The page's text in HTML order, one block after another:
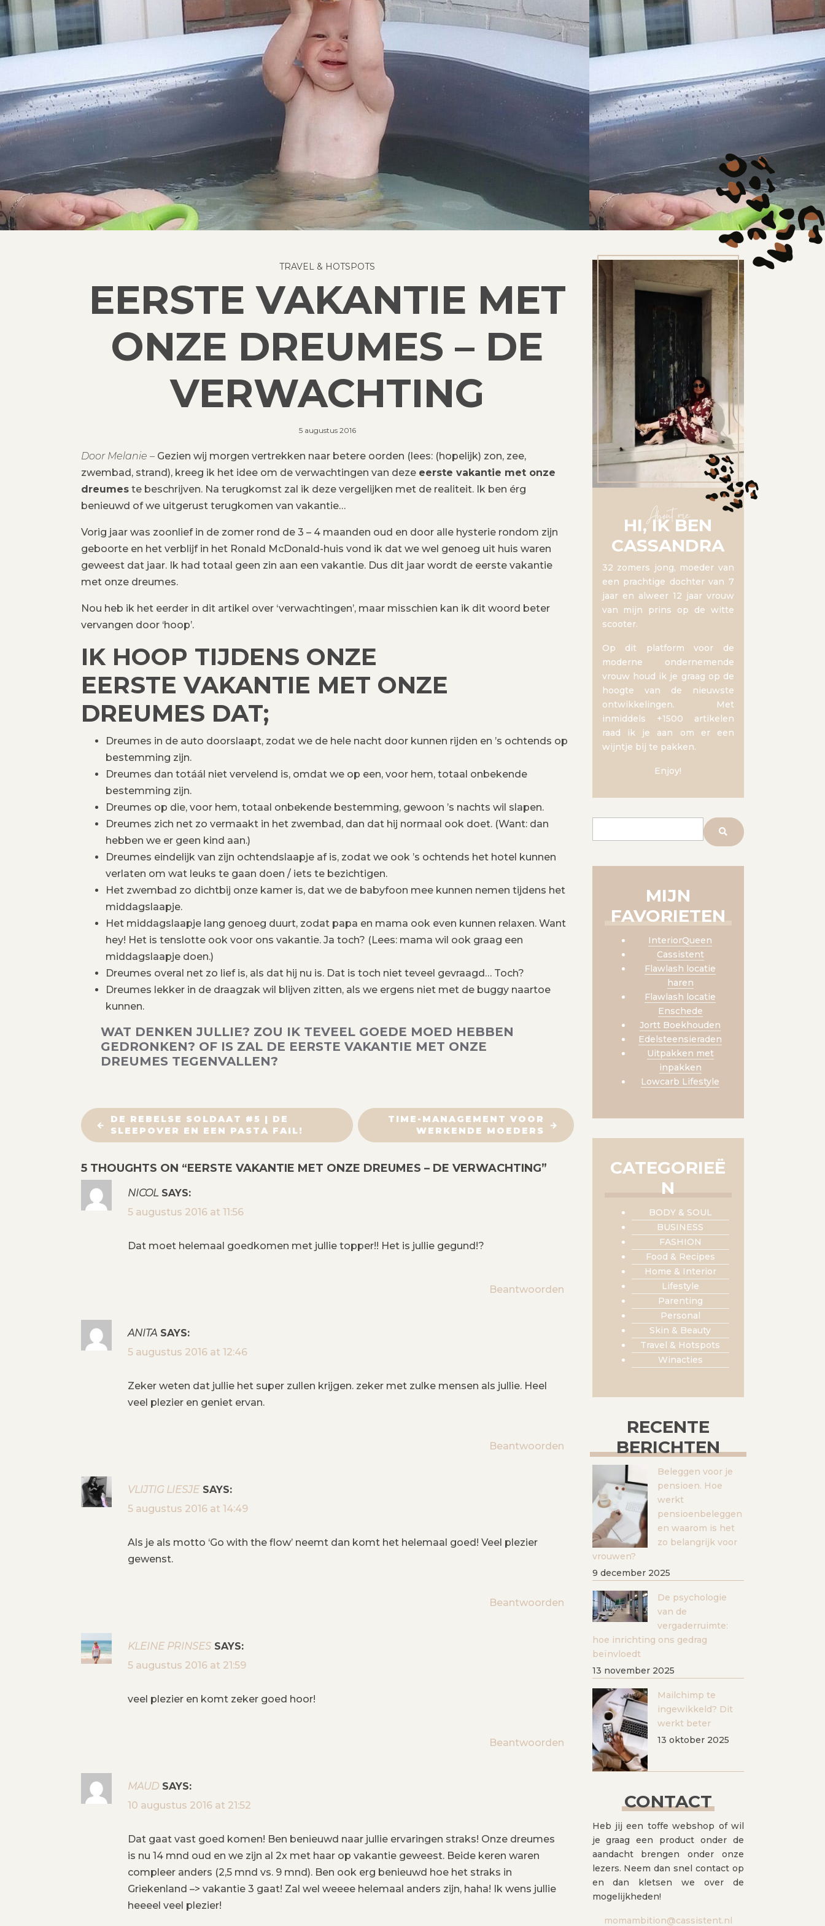
TRAVEL & HOTSPOTS
EERSTE VAKANTIE MET
ONZE DREUMES – DE
VERWACHTING
5 augustus 2016
Door Melanie – Gezien wij morgen vertrekken naar betere oorden (lees: (hopelijk) zon, zee,
zwembad, strand), kreeg ik het idee om de verwachtingen van deze eerste vakantie met onze
dreumes te beschrijven. Na terugkomst zal ik deze vergelijken met de realiteit. Ik ben érg
benieuwd of we uitgerust terugkomen van vakantie…
Vorig jaar was zoonlief in de zomer rond de 3 – 4 maanden oud en door alle hysterie rondom zijn
geboorte en het verblijf in het Ronald McDonald-huis vond ik dat we wel genoeg uit huis waren
geweest dat jaar. Ik had totaal geen zin aan een vakantie. Dus dit jaar wordt de eerste vakantie
met onze dreumes.
Nou heb ik het eerder in dit artikel over ‘verwachtingen’, maar misschien kan ik dit woord beter
vervangen door ‘hoop’.
IK HOOP TIJDENS ONZE
EERSTE VAKANTIE MET ONZE
DREUMES DAT;
Dreumes in de auto doorslaapt, zodat we de hele nacht door kunnen rijden en ’s ochtends op
bestemming zijn.
Dreumes dan totáál niet vervelend is, omdat we op een, voor hem, totaal onbekende
bestemming zijn.
Dreumes op die, voor hem, totaal onbekende bestemming, gewoon ’s nachts wil slapen.
Dreumes zich net zo vermaakt in het zwembad, dan dat hij normaal ook doet. (Want: dan
hebben we er geen kind aan.)
Dreumes eindelijk van zijn ochtendslaapje af is, zodat we ook ’s ochtends het hotel kunnen
verlaten om wat leuks te gaan doen / iets te bezichtigen.
Het zwembad zo dichtbij onze kamer is, dat we de babyfoon mee kunnen nemen tijdens het
middagslaapje.
Het middagslaapje lang genoeg duurt, zodat papa en mama ook even kunnen relaxen. Want
hey! Het is tenslotte ook voor ons vakantie. Ja toch? (Lees: mama wil ook graag een
middagslaapje doen.)
Dreumes overal net zo lief is, als dat hij nu is. Dat is toch niet teveel gevraagd… Toch?
Dreumes lekker in de draagzak wil blijven zitten, als we ergens niet met de buggy naartoe
kunnen.
WAT DENKEN JULLIE? ZOU IK TEVEEL GOEDE MOED HEBBEN
GEDRONKEN? OF IS ZAL DE EERSTE VAKANTIE MET ONZE
DREUMES TEGENVALLEN?
B
E
R
I
N
A
T
I
DE REBELSE SOLDAAT #5 | DE
SLEEPOVER EN EEN PASTA FAIL!
TIME-MANAGEMENT VOOR
WERKENDE MOEDERS
5 THOUGHTS ON “EERSTE VAKANTIE MET ONZE DREUMES – DE VERWACHTING”
NICOL SAYS:
5 augustus 2016 at 11:56
Dat moet helemaal goedkomen met jullie topper!! Het is jullie gegund!?
Beantwoorden
ANITA SAYS:
5 augustus 2016 at 12:46
Zeker weten dat jullie het super zullen krijgen. zeker met zulke mensen als jullie. Heel
veel plezier en geniet ervan.
Beantwoorden
VLIJTIG LIESJE SAYS:
5 augustus 2016 at 14:49
Als je als motto ‘Go with the flow’ neemt dan komt het helemaal goed! Veel plezier
gewenst.
Beantwoorden
KLEINE PRINSES SAYS:
5 augustus 2016 at 21:59
veel plezier en komt zeker goed hoor!
Beantwoorden
MAUD SAYS:
10 augustus 2016 at 21:52
Dat gaat vast goed komen! Ben benieuwd naar jullie ervaringen straks! Onze dreumes
is nu 14 mnd oud en we zijn al 2x met haar op vakantie geweest. Beide keren waren
compleer anders (2,5 mnd vs. 9 mnd). Ben ook erg benieuwd hoe het straks in
Griekenland –> vakantie 3 gaat! Zal wel weeee helemaal anders zijn, haha! Ik wens jullie
heeeel veel plezier!
About me
HI, IK BEN
CASSANDRA
32 zomers jong, moeder van
een prachtige dochter van 7
jaar en alweer 12 jaar vrouw
van mijn prins op de witte
scooter.
Op dit platform voor de
moderne ondernemende
vrouw houd ik je graag op de
hoogte van de nieuwste
ontwikkelingen. Met
inmiddels +1500 artikelen
raad ik je aan om er een
wijntje bij te pakken.
Enjoy!
MIJN
FAVORIETEN
InteriorQueen
Cassistent
Flawlash locatie
haren
Flawlash locatie
Enschede
Jortt Boekhouden
Edelsteensieraden
Uitpakken met
inpakken
Lowcarb Lifestyle
CATEGORIEË
N
BODY & SOUL
BUSINESS
FASHION
Food & Recipes
Home & Interior
Lifestyle
Parenting
Personal
Skin & Beauty
Travel & Hotspots
Winacties
RECENTE
BERICHTEN
Beleggen voor je
pensioen. Hoe
werkt
pensioenbeleggen
en waarom is het
zo belangrijk voor
vrouwen?
9 december 2025
De psychologie
van de
vergaderruimte:
hoe inrichting ons gedrag
beïnvloedt
13 november 2025
Mailchimp te
ingewikkeld? Dit
werkt beter
13 oktober 2025
CONTACT
Heb jij een toffe webshop of wil
je graag een product onder de
aandacht brengen onder onze
lezers. Neem dan snel contact op
en dan kletsen we over de
mogelijkheden!
momambition@cassistent.nl